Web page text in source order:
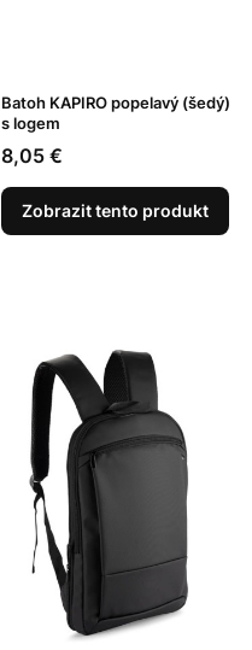
Batoh KAPIRO popelavý (šedý)
s logem
Cena
8,05 €
Zobrazit tento produkt